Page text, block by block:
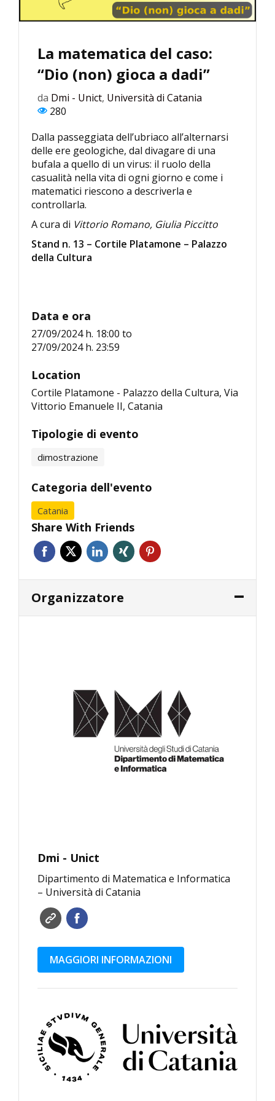
La matematica del caso:
“Dio (non) gioca a dadi”
da Dmi - Unict, Università di Catania
280
Dalla passeggiata dell’ubriaco all’alternarsi
delle ere geologiche, dal divagare di una
bufala a quello di un virus: il ruolo della
casualità nella vita di ogni giorno e come i
matematici riescono a descriverla e
controllarla.
A cura di Vittorio Romano, Giulia Piccitto
Stand n. 13 – Cortile Platamone – Palazzo
della Cultura
Data e ora
27/09/2024 h. 18:00 to
27/09/2024 h. 23:59
Location
Cortile Platamone - Palazzo della Cultura, Via
Vittorio Emanuele II, Catania
Tipologie di evento
dimostrazione
Categoria dell'evento
Catania
Share With Friends
Organizzatore
Dmi - Unict
Dipartimento di Matematica e Informatica
– Università di Catania
MAGGIORI INFORMAZIONI